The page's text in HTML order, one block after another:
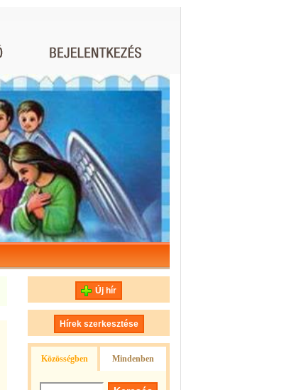
Új hír
Hírek szerkesztése
Közösségben Mindenben